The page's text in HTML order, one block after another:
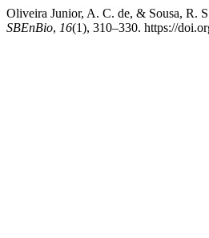
Oliveira Junior, A. C. de, & Sousa, R.
SBEnBio, 16(1), 310–330. https://